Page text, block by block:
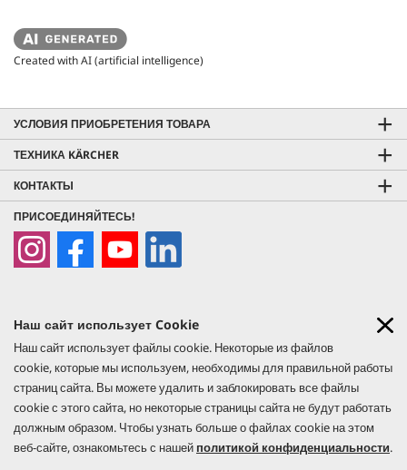
Наш сайт использует Cookie
Наш сайт использует файлы cookie. Некоторые из файлов
cookie, которые мы используем, необходимы для правильной работы
страниц сайта. Вы можете удалить и заблокировать все файлы
cookie с этого сайта, но некоторые страницы сайта не будут работать
должным образом. Чтобы узнать больше о файлах cookie на этом
веб-сайте, ознакомьтесь с нашей политикой конфиденциальности.
Created with AI (artificial intelligence)
УСЛОВИЯ ПРИОБРЕТЕНИЯ ТОВАРА
ТЕХНИКА KÄRCHER
КОНТАКТЫ
ПРИСОЕДИНЯЙТЕСЬ!
© 2026 Керхер Казахстан. Фактическое наличие товара, а также
актуальные цены уточняйте по месту приобретения. Все права
защищены. Компания оставляет за собой право на изменение данных
сайта. Внешний вид товара может отличаться от представленного на
сайте. Никакие претензии не могут быть рассмотрены относительно